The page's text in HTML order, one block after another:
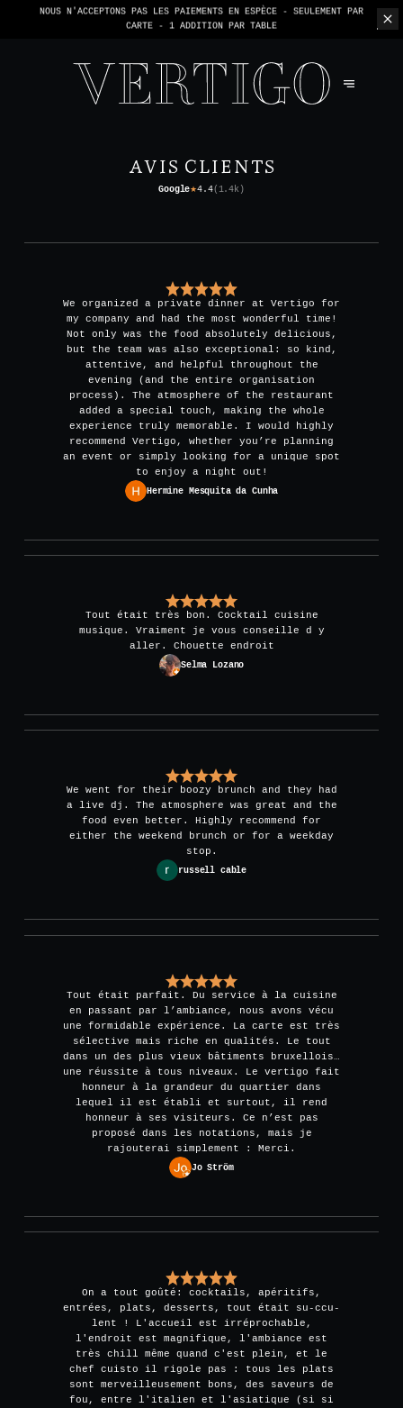
NOUS N'ACCEPTONS PAS LES PAIEMENTS EN ESPÈCE - SEULEMENT PAR
CARTE - 1 ADDITION PAR TABLE
AVIS CLIENTS
Google★4.4(1.4k)
We organized a private dinner at Vertigo for
my company and had the most wonderful time!
Not only was the food absolutely delicious,
but the team was also exceptional: so kind,
attentive, and helpful throughout the
evening (and the entire organisation
process). The atmosphere of the restaurant
added a special touch, making the whole
experience truly memorable. I would highly
recommend Vertigo, whether you’re planning
an event or simply looking for a unique spot
to enjoy a night out!
Hermine Mesquita da Cunha
Tout était très bon. Cocktail cuisine
musique. Vraiment je vous conseille d y
aller. Chouette endroit
Selma Lozano
We went for their boozy brunch and they had
a live dj. The atmosphere was great and the
food even better. Highly recommend for
either the weekend brunch or for a weekday
stop.
russell cable
Tout était parfait. Du service à la cuisine
en passant par l’ambiance, nous avons vécu
une formidable expérience. La carte est très
sélective mais riche en qualités. Le tout
dans un des plus vieux bâtiments bruxellois…
une réussite à tous niveaux. Le vertigo fait
honneur à la grandeur du quartier dans
lequel il est établi et surtout, il rend
honneur à ses visiteurs. Ce n’est pas
proposé dans les notations, mais je
rajouterai simplement : Merci.
Jo Ström
On a tout goûté: cocktails, apéritifs,
entrées, plats, desserts, tout était su-ccu-
lent ! L'accueil est irréprochable,
l'endroit est magnifique, l'ambiance est
très chill même quand c'est plein, et le
chef cuisto il rigole pas : tous les plats
sont merveilleusement bons, des saveurs de
fou, entre l'italien et l'asiatique (si si